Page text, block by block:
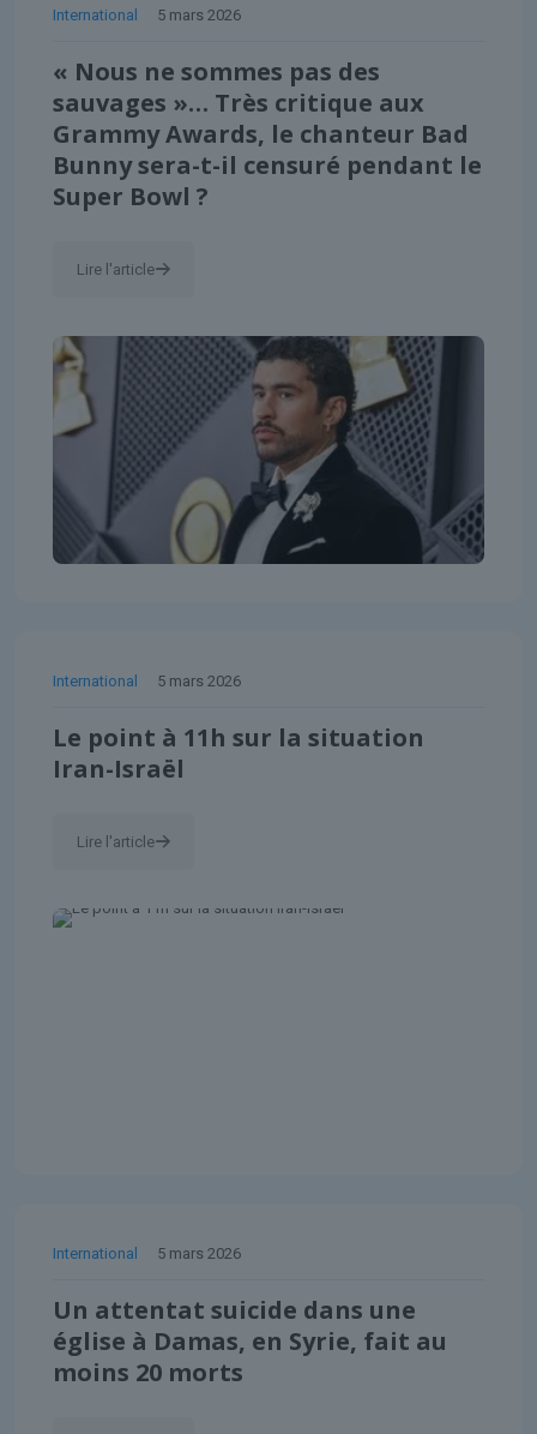
International 5 mars 2026
« Nous ne sommes pas des
sauvages »… Très critique aux
Grammy Awards, le chanteur Bad
Bunny sera-t-il censuré pendant le
Super Bowl ?
Lire l'article
International 5 mars 2026
Le point à 11h sur la situation
Iran-Israël
Lire l'article
International 5 mars 2026
Un attentat suicide dans une
église à Damas, en Syrie, fait au
moins 20 morts